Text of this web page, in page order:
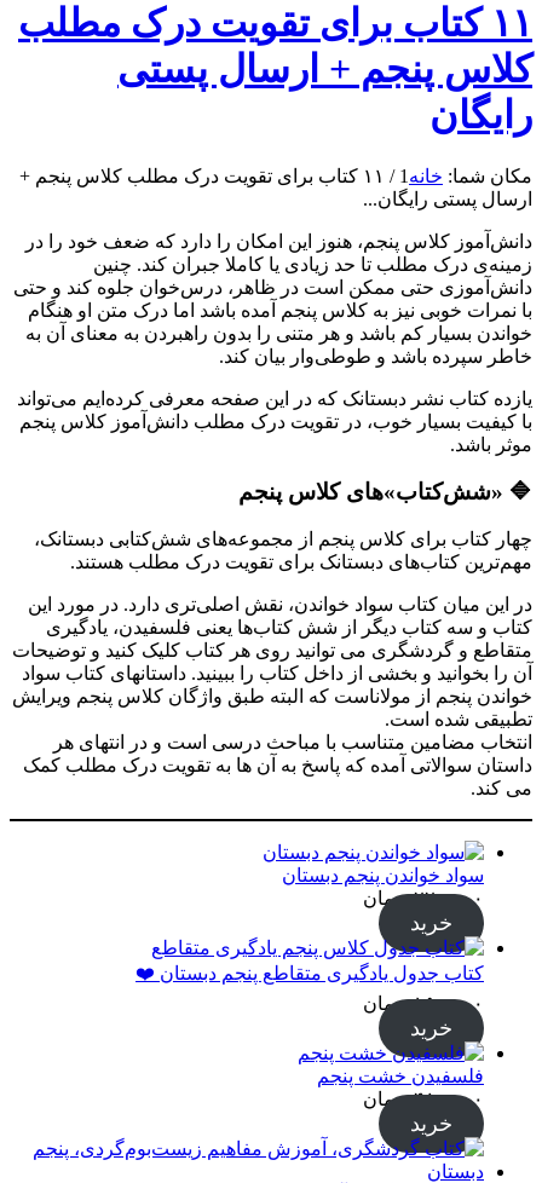
۱۱ کتاب برای تقویت درک مطلب
کلاس پنجم + ارسال پستی
رایگان
مکان شما: خانه 1
/
۱۱ کتاب برای تقویت درک مطلب کلاس پنجم +
ارسال پستی رایگان...
دانش‌آموز کلاس پنجم، هنوز این امکان را دارد که ضعف خود را در
زمینه‌ی درک مطلب تا حد زیادی یا کاملا جبران کند. چنین
دانش‌آموزی حتی ممکن است در ظاهر، درس‌خوان جلوه کند و حتی
با نمرات خوبی نیز به کلاس پنجم آمده باشد اما درک متن او هنگام
خواندن بسیار کم باشد و هر متنی را بدون راهبردن به معنای آن به
خاطر سپرده باشد و طوطی‌وار بیان کند.
یازده کتاب نشر دبستانک که در این صفحه معرفی کرده‌ایم می‌تواند
با کیفیت بسیار خوب، در تقویت درک مطلب دانش‌آموز کلاس پنجم
موثر باشد.
🔷 «شش‌کتاب»های کلاس پنجم
چهار کتاب برای کلاس پنجم از مجموعه‌های شش‌کتابی دبستانک،
مهم‌ترین کتاب‌های دبستانک برای تقویت درک مطلب هستند.
در این میان کتاب سواد خواندن، نقش اصلی‌تری دارد. در مورد این
کتاب و سه کتاب دیگر از شش کتاب‌ها یعنی فلسفیدن، یادگیری
متقاطع و گردشگری می توانید روی هر کتاب کلیک کنید و توضیحات
آن را بخوانید و بخشی از داخل کتاب را ببینید. داستانهای کتاب سواد
خواندن پنجم از مولاناست که البته طبق واژگان کلاس پنجم ویرایش
تطبیقی شده است.
انتخاب مضامین متناسب با مباحث درسی است و در انتهای هر
داستان سوالاتی آمده که پاسخ به آن ها به تقویت درک مطلب کمک
می کند.
سواد خواندن پنجم دبستان
۲۲۰,۰۰۰ تومان
خرید
کتاب جدول یادگیری متقاطع پنجم دبستان ❤️
۱۵۰,۰۰۰ تومان
خرید
فلسفیدن خشت پنجم
۴۸۰,۰۰۰ تومان
خرید